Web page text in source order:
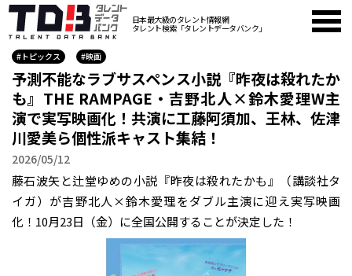
日本最大級のタレント情報網
タレント検索「タレントデータバンク」
#トピックス #映画
予測不能なラブサスペンス小説『昨夜は殺れたか
も』THE RAMPAGE・吉野北人×鈴木愛理W主
演で実写映画化！共演に工藤阿須加、王林、佐津
川愛美ら個性派キャスト集結！
2026/05/12
藤石波矢と辻堂ゆめの小説『昨夜は殺れたかも』（講談社タ
イガ）が吉野北人×鈴木愛理をダブル主演に迎え実写映画
化！10月23日（金）に全国公開することが決定した！